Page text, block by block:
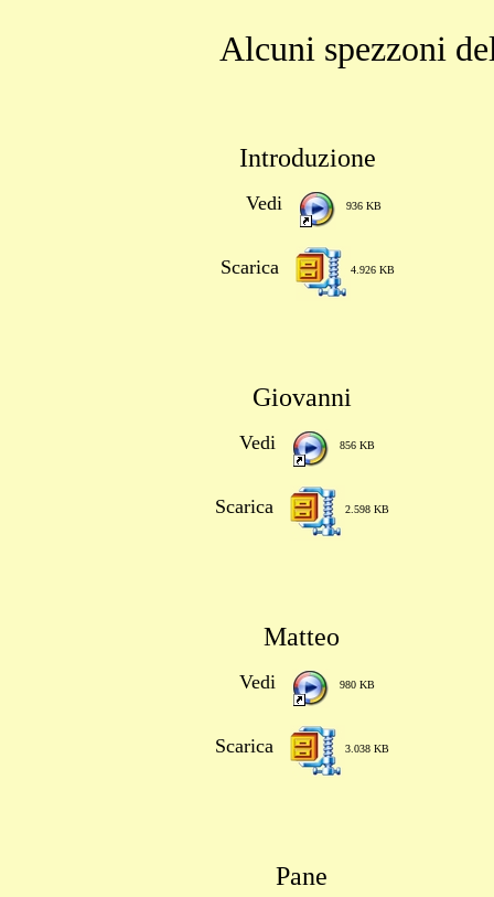
Alcuni spezzoni
Introduzione
Vedi 936 KB
Scarica 4.926 KB
Giovanni
Vedi 856 KB
Scarica 2.598 KB
Matteo
Vedi 980 KB
Scarica 3.038 KB
Pane